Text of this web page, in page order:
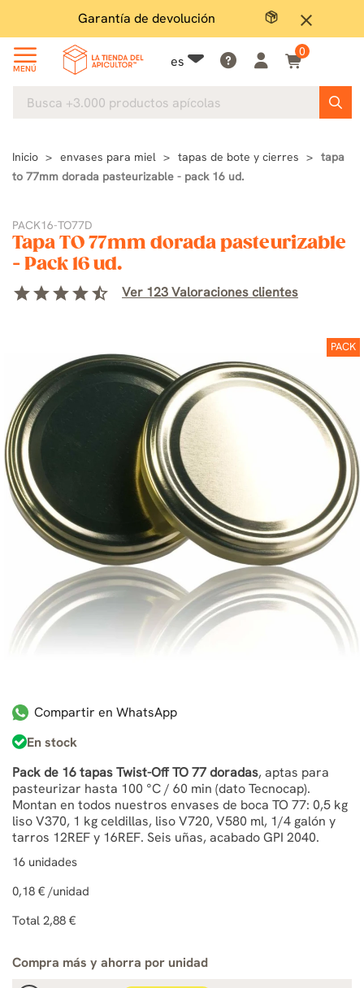
close
Garantía de devolución
MENÚ es
0
Inicio envases para miel tapas de bote y cierres
tapa
to 77mm dorada pasteurizable - pack 16 ud.
PACK16-TO77D
Tapa TO 77mm dorada pasteurizable
- Pack 16 ud.
starstarstarstarstar_half Ver 123 Valoraciones clientes
PACK
Compartir en WhatsApp
En stock
Compra más y ahorra por unidad
Pack de 16 tapas Twist-Off TO 77 doradas, aptas para
pasteurizar hasta 100 °C / 60 min (dato Tecnocap).
Montan en todos nuestros envases de boca TO 77: 0,5 kg
liso V370, 1 kg celdillas, liso V720, V580 ml, 1/4 galón y
tarros 12REF y 16REF. Seis uñas, acabado GPI 2040.
16 unidades
0,18 € /unidad
Total 2,88 €